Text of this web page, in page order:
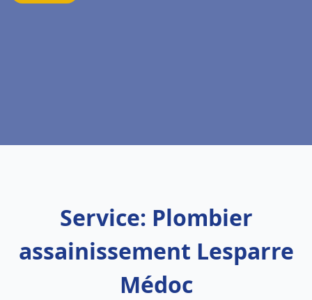
Service: Plombier
assainissement Lesparre
Médoc